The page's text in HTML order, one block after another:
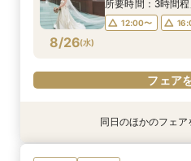
8/26(水)
所要時間：3時間
12:00〜
フェア
特典あり同日のほかのフェア